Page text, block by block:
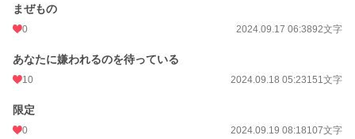
まぜもの
0 2024.09.17 06:3892文字
あなたに嫌われるのを待っている
10 2024.09.18 05:23151文字
限定
0 2024.09.19 08:18107文字